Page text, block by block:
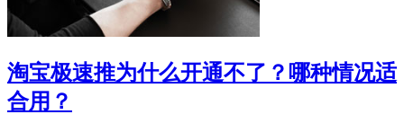
淘宝极速推为什么开通不了？哪种情况适
合用？